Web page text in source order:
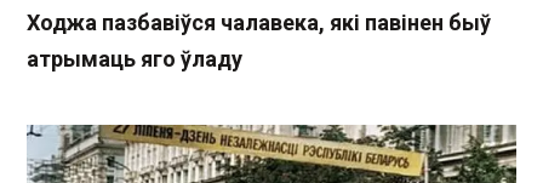
Ходжа пазбавіўся чалавека, які павінен быў
атрымаць яго ўладу